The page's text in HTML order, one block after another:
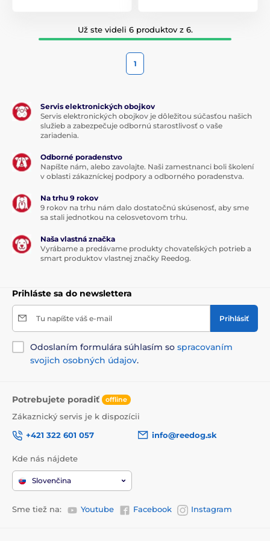
Už ste videli 6 produktov z 6.
1
Servis elektronických obojkov
Servis elektronických obojkov je dôležitou súčasťou našich
služieb a zabezpečuje odbornú starostlivosť o vaše
zariadenia.
Odborné poradenstvo
Napíšte nám, alebo zavolajte. Naši zamestnanci boli školení
v oblasti zákazníckej podpory a odborného poradenstva.
Na trhu 9 rokov
9 rokov na trhu nám dalo dostatočnú skúsenosť, aby sme
sa stali jednotkou na celosvetovom trhu.
Naša vlastná značka
Vyrábame a predávame produkty chovateľských potrieb a
smart produktov vlastnej značky Reedog.
Prihláste sa do newslettera
Tu napíšte váš e-mail Prihlásiť
Odoslaním formulára súhlasím so spracovaním
svojich osobných údajov.
Potrebujete poradiť offline
Zákaznický servis je k dispozícii
+421 322 601 057
info@reedog.sk
Kde nás nájdete
Slovenčina
Sme tiež na: Youtube Facebook Instagram